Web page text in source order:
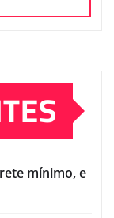
mínimo, e